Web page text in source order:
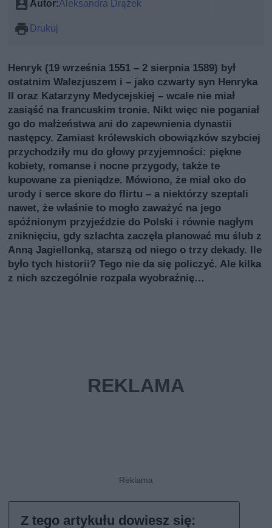
Autor:Aleksandra Drążek
Drukuj
Henryk (19 września 1551 – 2 sierpnia 1589) był
ostatnim Walezjuszem i – jako czwarty syn Henryka
II oraz Katarzyny Medycejskiej – wcale nie miał
zasiąść na francuskim tronie. Nikt więc nie poganiał
go do małżeństwa ani do zapewnienia dynastii
następcy. Zamiast królewskich obowiązków szybciej
przychodziły mu do głowy przyjemności: piękne
kobiety, romanse i nocne przygody, także te
kupowane za pieniądze. Mówiono, że miał oko do
urody i serce skore do flirtu – a niektórzy szeptali
nawet, że właśnie to mogło zaważyć na jego
spóźnionym przyjeździe do Polski i równie nagłym
zniknięciu, gdy szlachta zaczęła planować mu ślub z
Anną Jagiellonką, starszą od niego o trzy dekady. Ile
było tych historii? Tego nie da się policzyć. Ale kilka
z nich szczególnie rozpala wyobraźnię…